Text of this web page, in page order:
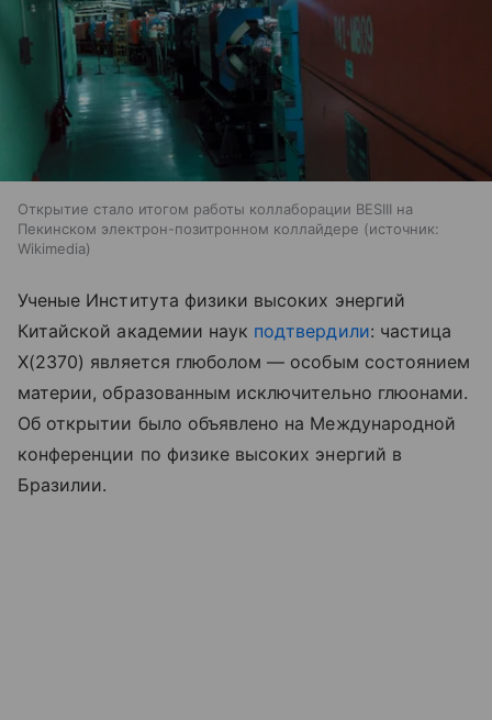
Открытие стало итогом работы коллаборации BESIII на
Пекинском электрон-позитронном коллайдере
источник:
Wikimedia
Ученые Института физики высоких энергий
Китайской академии наук подтвердили: частица
X(2370) является глюболом — особым состоянием
материи, образованным исключительно глюонами.
Об открытии было объявлено на Международной
конференции по физике высоких энергий в
Бразилии.